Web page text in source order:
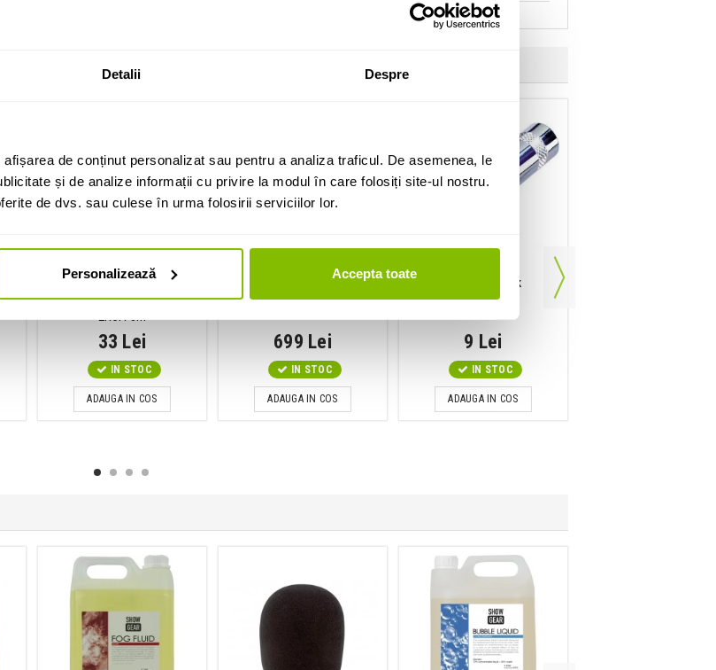
Detalii Despre
de conținut personalizat sau pentru a analiza traficul. De asemenea, le
și de analize informații cu privire la modul în care folosiți site-ul nostru.
de dvs. sau culese în urma folosirii serviciilor lor.
Personalizează Accepta toate
Cablu audio
Adam Hall 3Star TRS3.5-
33 Lei
IN STOC
ADAUGA IN COS
Set stative boxe
Gravity SS 5212 B SET 1
699 Lei
IN STOC
ADAUGA IN COS
Conector Jack
Rean NYS202
9 Lei
IN STOC
ADAUGA IN COS